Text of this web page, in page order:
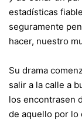
estadísticas
seguramente
hacer, nuestro
Su drama
salir a la calle a
los encontrasen
de aquello por lo